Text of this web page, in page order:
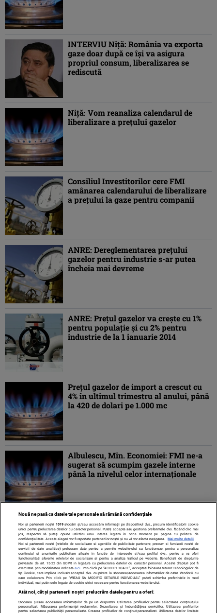
INTERVIU Niţă: România va exporta
gaze doar după ce îşi va asigura
propriul consum, liberalizarea se
rediscută
Niţă: Vom reanaliza calendarul de
liberalizare a preţului gazelor
Consiliul Investitorilor cere FMI
amânarea calendarului de liberalizare
a preţului la gaze pentru companii
ANRE: Dereglementarea preţului
gazelor pentru industrie s-ar putea
încheia mai devreme
ANRE: Prețul gazelor va crește cu 1%
pentru populație și cu 2% pentru
industrie de la 1 ianuarie 2014
Preţul gazelor de import a crescut cu
4% în ultimul trimestru al anului, până
la 420 de dolari pe 1.000 mc
Albulescu, Min. Economiei: FMI ne-a
sugerat să scumpim gazele interne
până la nivelul celor internaţionale
1 2 »
Contact Despre noi Termeni și condiții
Nouă ne pasă ca datele tale personale să rămână confidențiale
Noi și partenerii noștri 1019stocăm și/sau accesăm informații pe dispozitivul dvs., precum identificatorii cookie
unici pentru prelucrarea datelor cu caracter personal. Puteți accepta sau gestiona preferințele dvs. făcând clic mai
jos, respectiv vă puteți opune utilizării unui interes legitim în orice moment pe pagina cu politica de
confidențialitate. Aceste alegeri vor fi raportate partenerilor noștri și nu vă vor afecta navigarea.
Mai multe detalii
Noi si partenerii nostri (retelele de socializare si agentiile de publicitate partenere, precum si furnizorii nostri de
servicii de date analitice) prelucram date pentru a permite website-ului sa functioneze, pentru a personaliza
continutul si anunturile publicitare afisate in functie de interesele si/sau profilul dvs., pentru a va oferi
functionalitati aferente retelelor de socializare si pentru a analiza traficul pe website. Beneficiati de drepturile
prevazute de art. 15-22 din GDPR in legatura cu prelucrarea datelor cu caracter personal. Aceste drepturi pot fi
exercitate prin modalitatea indicataaici . Prin click pe “ACCEPT TOATE”, acceptati folosirea tuturor Tehnologiilor de
tip Cookie, care implica inclusiv acceptul dvs. cu privire la stocarea/accesarea informatiilor de catre Vendor-ii cu
care colaboram. Prin click pe “VREAU SA MODIFIC SETARILE INDIVIDUAL” puteti schimba preferintele in mod
individual, mai putin cele legate de cookie strict necesare pentru functionarea website-ului.
Atât noi, cât și partenerii noștri prelucrăm datele pentru a oferi:
Stocarea și/sau accesarea informațiilor de pe un dispozitiv. Utilizarea profilurilor pentru selectarea conținutului
personalizat. Măsurarea performanței reclamelor. Dezvoltarea și îmbunătățirea serviciilor. Utilizarea profilurilor
pentru selectarea publicității personalizate. Crearea profilurilor de conținut personalizat. Utilizarea datelor limitate